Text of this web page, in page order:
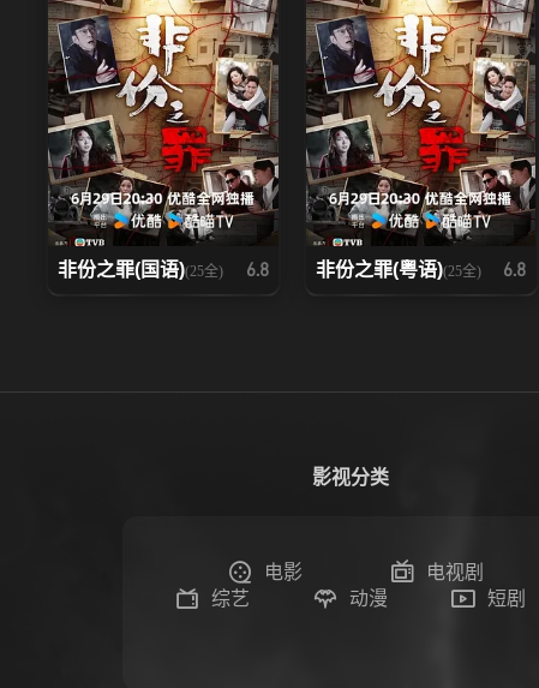
非份之罪(国语)(25全) 6.8 非份之罪(粤语)(25全) 6.8
影视分类
电影
电视剧
综艺
动漫 短剧